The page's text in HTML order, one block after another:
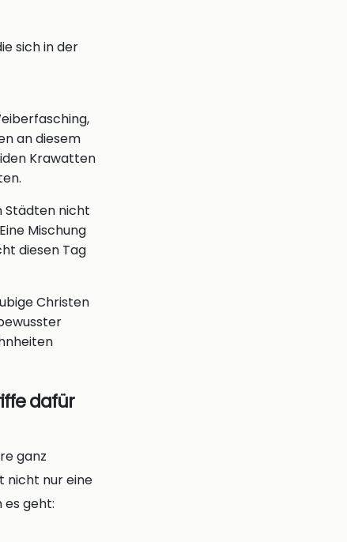
sich in der
an diesem
Krawatten
Städten nicht
Mischung
diesen Tag
Christen
dafür
ganz
nicht nur eine
es geht: